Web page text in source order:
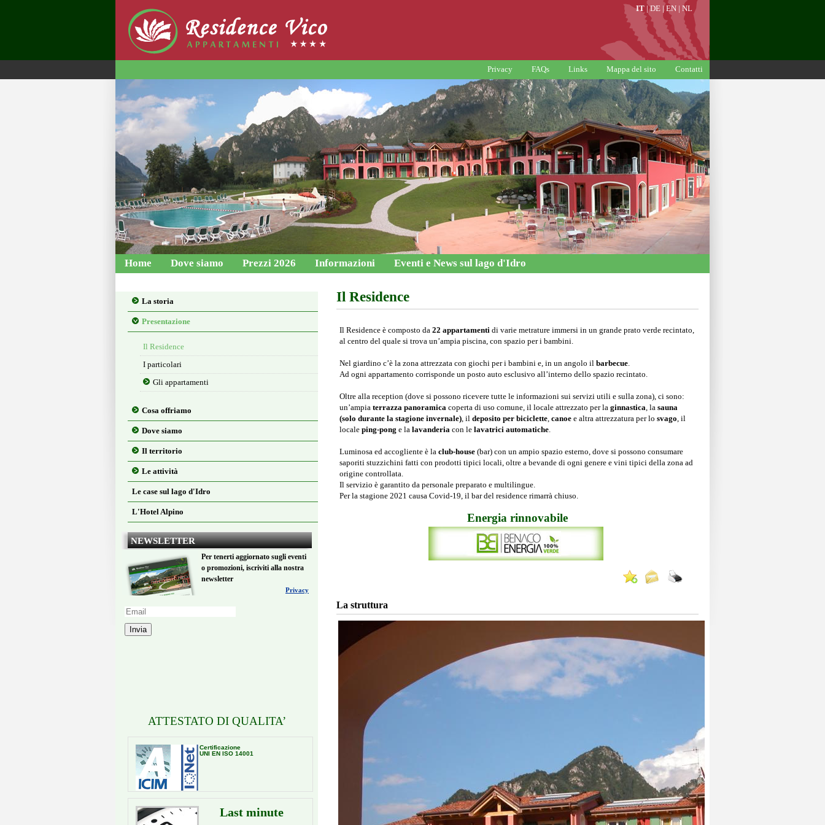
IT |DE |EN | NL
Privacy FAQs Links Mappa del sito Contatti
Home Dove siamo Prezzi 2026 Informazioni Eventi e News sul lago d'Idro
La storia
Presentazione
Il Residence
I particolari
Gli appartamenti
Cosa offriamo
Dove siamo
Il territorio
Le attività
Le case sul lago d'Idro
L'Hotel Alpino
NEWSLETTER
Per tenerti aggiornato sugli eventi
o promozioni, iscriviti alla nostra
newsletter
Privacy
Invia
ATTESTATO DI QUALITA’
Certificazione
UNI EN ISO 14001
Last minute
Il Residence
Il Residence è composto da 22 appartamenti di varie metrature immersi in un grande prato verde recintato,
al centro del quale si trova un’ampia piscina, con spazio per i bambini.
Nel giardino c’è la zona attrezzata con giochi per i bambini e, in un angolo il barbecue.
Ad ogni appartamento corrisponde un posto auto esclusivo all’interno dello spazio recintato.
Oltre alla reception (dove si possono ricevere tutte le informazioni sui servizi utili e sulla zona), ci sono:
un’ampia terrazza panoramica coperta di uso comune, il locale attrezzato per la ginnastica, la sauna
(solo durante la stagione invernale), il deposito per biciclette, canoe e altra attrezzatura per lo svago, il
locale ping-pong e la lavanderia con le lavatrici automatiche.
Luminosa ed accogliente è la club-house (bar) con un ampio spazio esterno, dove si possono consumare
saporiti stuzzichini fatti con prodotti tipici locali, oltre a bevande di ogni genere e vini tipici della zona ad
origine controllata.
Il servizio è garantito da personale preparato e multilingue.
Per la stagione 2021 causa Covid-19, il bar del residence rimarrà chiuso.
Energia rinnovabile
La struttura